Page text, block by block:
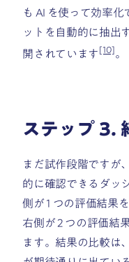
も AI を使って効率化
ットを自動的に抽出
開されています [10]。
ステップ 3.
まだ試作段階ですが
的に確認できるダッ
側が 1 つの評価結果
右側が 2 つの評価結
ます。結果の比較は